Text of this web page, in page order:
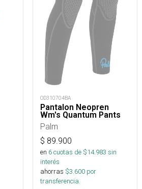
OD310704BA
Pantalon Neopren
Wm's Quantum Pants
Palm
$ 89.900
en 6cuotas de $14.983 sin
interés
ahorras $3.600 por
transferencia.